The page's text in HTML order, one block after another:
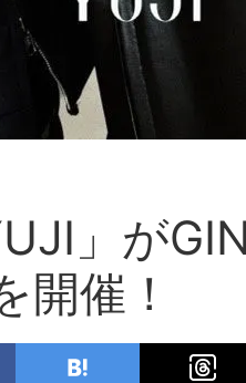
」が
開催！